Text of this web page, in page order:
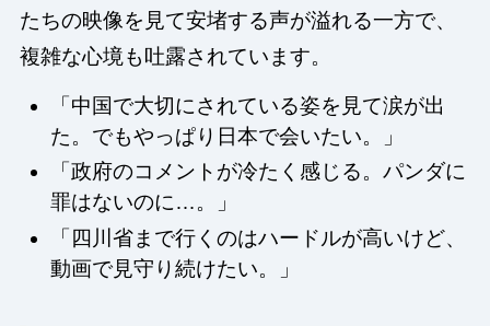
たちの映像を見て安堵する声が溢れる一方で、
複雑な心境も吐露されています。
「中国で大切にされている姿を見て涙が出
た。でもやっぱり日本で会いたい。」
「政府のコメントが冷たく感じる。パンダに
罪はないのに…。」
「四川省まで行くのはハードルが高いけど、
動画で見守り続けたい。」